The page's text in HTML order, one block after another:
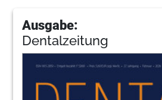
Ausgabe:
Dentalzeitung